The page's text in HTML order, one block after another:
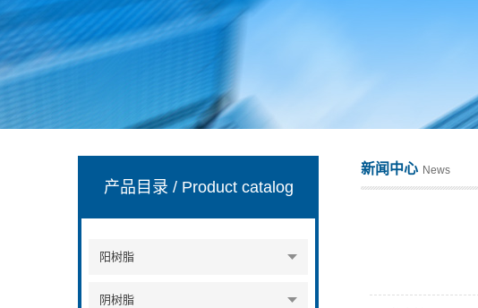
产品目录 / Product catalog
阳树脂
阴树脂
新闻中心 News